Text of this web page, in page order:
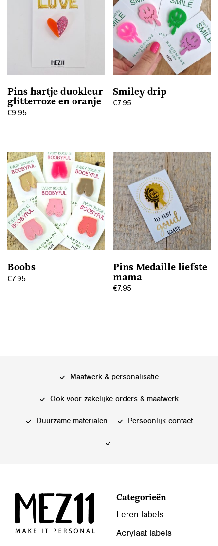
Pins hartje duokleur
glitterroze en oranje
€9.95
Smiley drip
€7.95
Boobs
€7.95
Pins Medaille liefste
mama
€7.95
Maatwerk & personalisatie
Ook voor zakelijke orders & maatwerk
Duurzame materialen Persoonlijk contact
Categorieën
Leren labels
Acrylaat labels